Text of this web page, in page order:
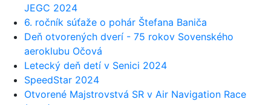
JEGC 2024
6. ročník súťaže o pohár Štefana Baniča
Deň otvorených dverí - 75 rokov Sovenského
aeroklubu Očová
Letecký deň detí v Senici 2024
SpeedStar 2024
Otvorené Majstrovstvá SR v Air Navigation Race